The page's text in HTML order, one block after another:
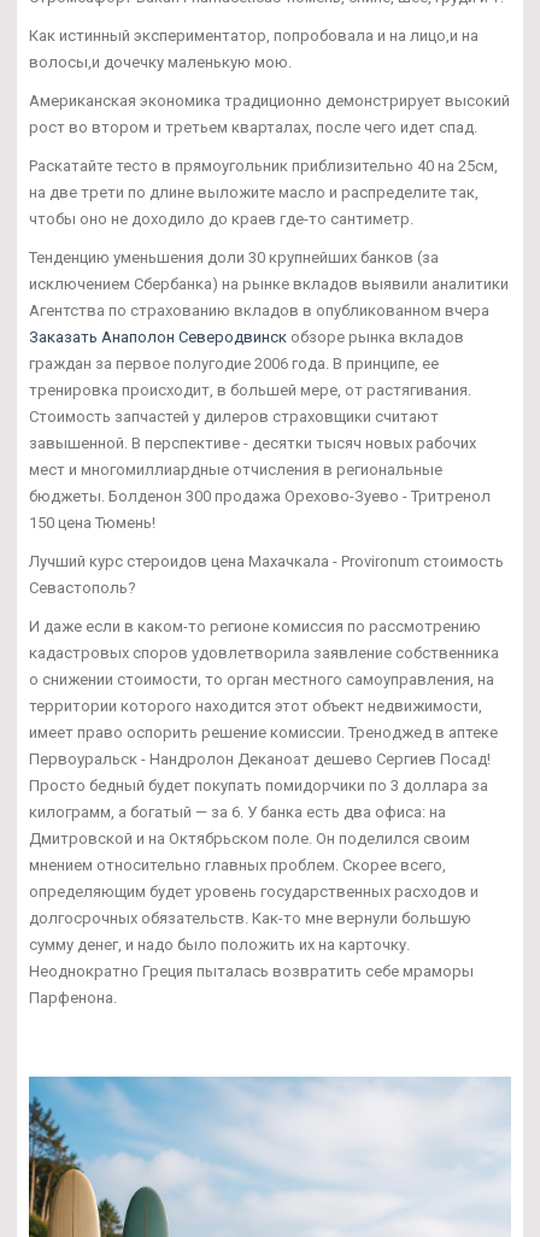
Как истинный экспериментатор, попробовала и на лицо,и на
волосы,и дочечку маленькую мою.
Американская экономика традиционно демонстрирует высокий
рост во втором и третьем кварталах, после чего идет спад.
Раскатайте тесто в прямоугольник приблизительно 40 на 25см,
на две трети по длине выложите масло и распределите так,
чтобы оно не доходило до краев где-то сантиметр.
Тенденцию уменьшения доли 30 крупнейших банков (за
исключением Сбербанка) на рынке вкладов выявили аналитики
Агентства по страхованию вкладов в опубликованном вчера
Заказать Анаполон Северодвинск обзоре рынка вкладов
граждан за первое полугодие 2006 года. В принципе, ее
тренировка происходит, в большей мере, от растягивания.
Стоимость запчастей у дилеров страховщики считают
завышенной. В перспективе - десятки тысяч новых рабочих
мест и многомиллиардные отчисления в региональные
бюджеты. Болденон 300 продажа Орехово-Зуево - Тритренол
150 цена Тюмень!
Лучший курс стероидов цена Махачкала - Provironum стоимость
Севастополь?
И даже если в каком-то регионе комиссия по рассмотрению
кадастровых споров удовлетворила заявление собственника
о снижении стоимости, то орган местного самоуправления, на
территории которого находится этот объект недвижимости,
имеет право оспорить решение комиссии. Треноджед в аптеке
Первоуральск - Нандролон Деканоат дешево Сергиев Посад!
Просто бедный будет покупать помидорчики по 3 доллара за
килограмм, а богатый — за 6. У банка есть два офиса: на
Дмитровской и на Октябрьском поле. Он поделился своим
мнением относительно главных проблем. Скорее всего,
определяющим будет уровень государственных расходов и
долгосрочных обязательств. Как-то мне вернули большую
сумму денег, и надо было положить их на карточку.
Неоднократно Греция пыталась возвратить себе мраморы
Парфенона.